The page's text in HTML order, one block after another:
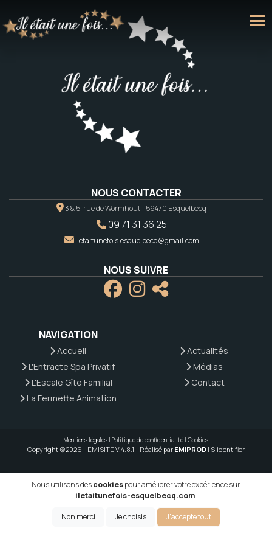
NOUS CONTACTER
3 & 5, rue de Wormhout - 59470 Esquelbecq
09 71 31 36 25
iletaitunefois.esquelbecq@gmail.com
NOUS SUIVRE
NAVIGATION
Accueil
L'Entracte Spa Privatif
L'Escale Gîte Familial
La Fermette Animation
Actualités
Médias
Contact
Mentions légales | Politique de confidentialité | Cookies
Copyright @2026 - EMISITE V.4.8.1 - Réalisé par EMIPROD | S'identifier
Nous utilisons descookiespour améliorer votre expérience sur
iletaitunefois-esquelbecq.com.
Non merci Je choisis J'accepte tout